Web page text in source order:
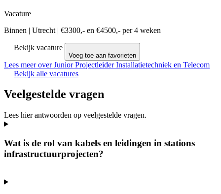
Vacature
Binnen | Utrecht | €3300,- en €4500,- per 4 weken
Bekijk vacature
Voeg toe aan favorieten
Lees meer over Junior Projectleider Installatietechniek en Telecom
Bekijk alle vacatures
Veelgestelde vragen
Lees hier antwoorden op veelgestelde vragen.
Wat is de rol van kabels en leidingen in stations
infrastructuurprojecten?